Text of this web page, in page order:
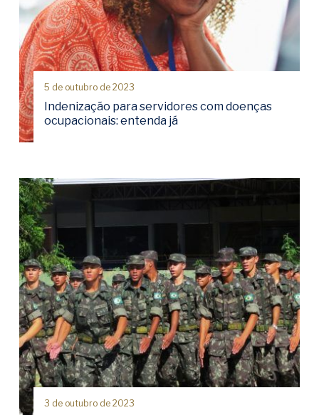
5 de outubro de 2023
Indenização para servidores com doenças
ocupacionais: entenda já
3 de outubro de 2023